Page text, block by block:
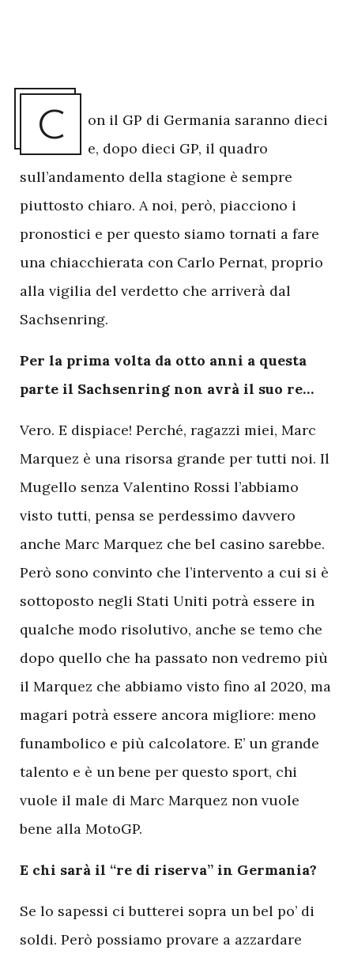
C
on il GP di Germania saranno dieci
e, dopo dieci GP, il quadro
sull’andamento della stagione è sempre
piuttosto chiaro. A noi, però, piacciono i
pronostici e per questo siamo tornati a fare
una chiacchierata con Carlo Pernat, proprio
alla vigilia del verdetto che arriverà dal
Sachsenring.
Per la prima volta da otto anni a questa
parte il Sachsenring non avrà il suo re…
Vero. E dispiace! Perché, ragazzi miei, Marc
Marquez è una risorsa grande per tutti noi. Il
Mugello senza Valentino Rossi l’abbiamo
visto tutti, pensa se perdessimo davvero
anche Marc Marquez che bel casino sarebbe.
Però sono convinto che l’intervento a cui si è
sottoposto negli Stati Uniti potrà essere in
qualche modo risolutivo, anche se temo che
dopo quello che ha passato non vedremo più
il Marquez che abbiamo visto fino al 2020, ma
magari potrà essere ancora migliore: meno
funambolico e più calcolatore. E’ un grande
talento e è un bene per questo sport, chi
vuole il male di Marc Marquez non vuole
bene alla MotoGP.
E chi sarà il “re di riserva” in Germania?
Se lo sapessi ci butterei sopra un bel po’ di
soldi. Però possiamo provare a azzardare